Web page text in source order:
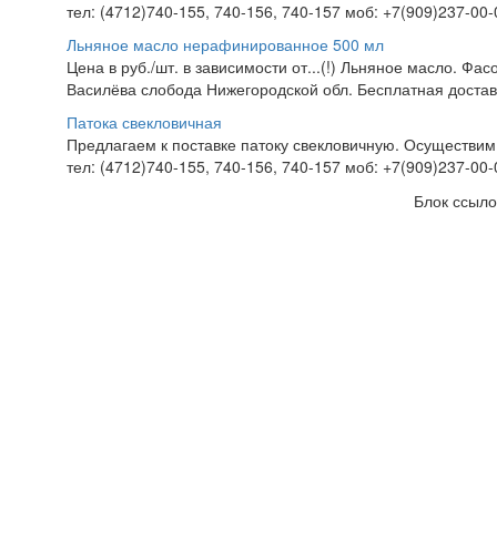
тел: (4712)740-155, 740-156, 740-157 моб: +7(909)237-
Льняное масло нерафинированное 500 мл
Цена в руб./шт. в зависимости от...(!) Льняное масло.
Василёва слобода Нижегородской обл. Бесплатная
Патока свекловичная
Предлагаем к поставке патоку свекловичную.
тел: (4712)740-155, 740-156, 740-157 моб: +7(909)237-
Блок